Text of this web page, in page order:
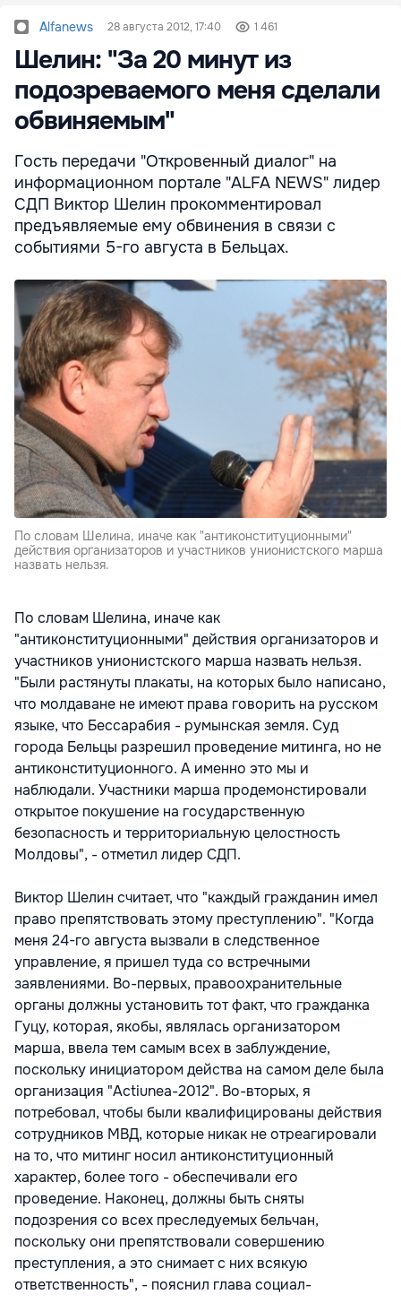
Alfanews 28 августа 2012, 17:40 1 461
Шелин: "За 20 минут из
подозреваемого меня сделали
обвиняемым"
Гость передачи "Откровенный диалог" на
информационном портале "ALFA NEWS" лидер
СДП Виктор Шелин прокомментировал
предъявляемые ему обвинения в связи с
событиями 5-го августа в Бельцах.
По словам Шелина, иначе как "антиконституционными"
действия организаторов и участников унионистского марша
назвать нельзя.
По словам Шелина, иначе как
"антиконституционными" действия организаторов и
участников унионистского марша назвать нельзя.
"Были растянуты плакаты, на которых было написано,
что молдаване не имеют права говорить на русском
языке, что Бессарабия - румынская земля. Суд
города Бельцы разрешил проведение митинга, но не
антиконституционного. А именно это мы и
наблюдали. Участники марша продемонстировали
открытое покушение на государственную
безопасность и территориальную целостность
Молдовы", - отметил лидер СДП.
Виктор Шелин считает, что "каждый гражданин имел
право препятствовать этому преступлению". "Когда
меня 24-го августа вызвали в следственное
управление, я пришел туда со встречными
заявлениями. Во-первых, правоохранительные
органы должны установить тот факт, что гражданка
Гуцу, которая, якобы, являлась организатором
марша, ввела тем самым всех в заблуждение,
поскольку инициатором действа на самом деле была
организация "Actiunea-2012". Во-вторых, я
потребовал, чтобы были квалифицированы действия
сотрудников МВД, которые никак не отреагировали
на то, что митинг носил антиконституционный
характер, более того - обеспечивали его
проведение. Наконец, должны быть сняты
подозрения со всех преследуемых бельчан,
поскольку они препятствовали совершению
преступления, а это снимает с них всякую
ответственность", - пояснил глава социал-